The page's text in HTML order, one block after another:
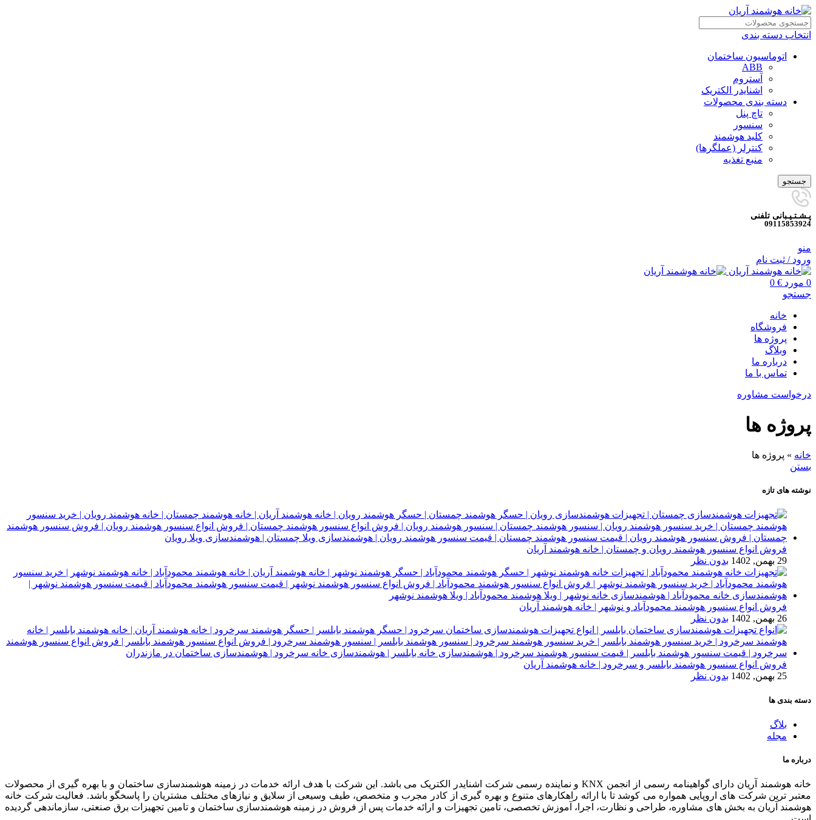
انتخاب دسته بندی
اتوماسیون ساختمان
ABB
آستروم
اشنایدر الکتریک
دسته بندی محصولات
تاچ پنل
سنسور
کلید هوشمند
کنترلر (عملگرها)
منبع تغذیه
جستجو
پـشـتـیـبانی تلفنی
09115853924
منو
ورود / ثبت نام
0 مورد 0 €
جستجو
خانه
فروشگاه
پروژه ها
وبلاگ
درباره ما
تماس با ما
درخواست مشاوره
پروژه ها
خانه » پروژه ها
بستن
نوشته های تازه
فروش انواع سنسور هوشمند رویان و چمستان | خانه هوشمند آریان
29 بهمن, 1402
بدون نظر
فروش انواع سنسور هوشمند محمودآباد و نوشهر | خانه هوشمند آریان
26 بهمن, 1402
بدون نظر
فروش انواع سنسور هوشمند بابلسر و سرخرود | خانه هوشمند آریان
25 بهمن, 1402
بدون نظر
دسته بندی ها
بلاگ
مجله
درباره ما
خانه هوشمند آریان دارای گواهینامه رسمی از انجمن KNX و نماینده رسمی شرکت اشنایدر الکتریک می باشد. این شرکت با هدف ارائه خدمات در زمینه هوشمندسازی ساختمان و با بهره گیری از محصولات
معتبر ترین شرکت های اروپایی همواره می کوشد تا با ارائه راهکار‌های متنوع و بهره گیری از کادر مجرب و متخصص، طیف وسیعی از سلایق و نیاز‌های مختلف مشتریان را پاسخگو باشد. فعالیت شرکت خانه
هوشمند آریان به بخش های مشاوره، طراحی و نظارت، اجرا، آموزش تخصصی، تامین تجهیزات و ارائه خدمات پس از فروش در زمینه هوشمندسازی ساختمان و تامین تجهیزات برق صنعتی، سازماندهی گردیده